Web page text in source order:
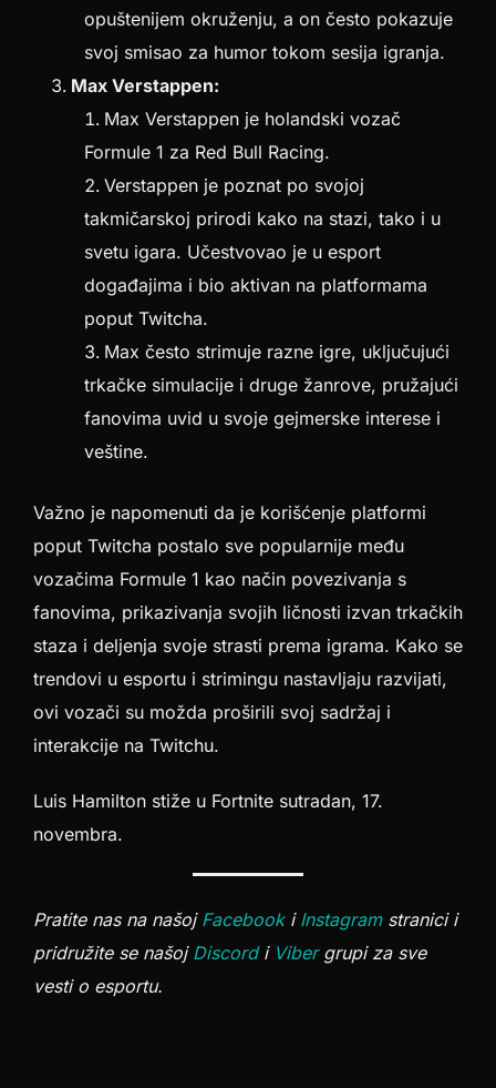
opuštenijem okruženju, a on često pokazuje
svoj smisao za humor tokom sesija igranja.
Max Verstappen:
Max Verstappen je holandski vozač
Formule 1 za Red Bull Racing.
Verstappen je poznat po svojoj
takmičarskoj prirodi kako na stazi, tako i u
svetu igara. Učestvovao je u esport
događajima i bio aktivan na platformama
poput Twitcha.
Max često strimuje razne igre, uključujući
trkačke simulacije i druge žanrove, pružajući
fanovima uvid u svoje gejmerske interese i
veštine.
Važno je napomenuti da je korišćenje platformi
poput Twitcha postalo sve popularnije među
vozačima Formule 1 kao način povezivanja s
fanovima, prikazivanja svojih ličnosti izvan trkačkih
staza i deljenja svoje strasti prema igrama. Kako se
trendovi u esportu i strimingu nastavljaju razvijati,
ovi vozači su možda proširili svoj sadržaj i
interakcije na Twitchu.
Luis Hamilton stiže u Fortnite sutradan, 17.
novembra.
Pratite nas na našoj Facebooki Instagramstranici i
pridružite se našoj Discordi Vibergrupi za sve
vesti o esportu.